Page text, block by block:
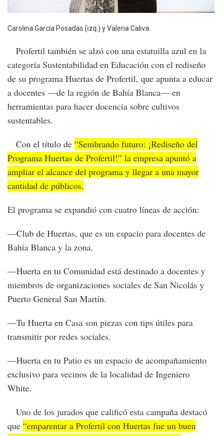
Carolina García Posadas (izq.) y Valeria Caliva.
Profertil también se alzó con una estatuilla azul en la
categoría Sustentabilidad en Educación con el rediseño
de su programa Huertas de Profertil, que apunta a educar
a docentes —de la región de Bahía Blanca— en
herramientas para hacer docencia sobre cultivos
sustentables.
Con el título de “Sembrando futuro: ¡Rediseño del
Programa Huertas de Profertil!” la empresa apuntó a
ampliar el alcance del programa y llegar a una mayor
cantidad de públicos.
El programa se expandió con cuatro líneas de acción:
—Club de Huertas, que es un espacio para docentes de
Bahía Blanca y la zona.
—Huerta en tu Comunidad está destinado a docentes y
miembros de organizaciones sociales de San Nicolás y
Puerto General San Martín.
—Tu Huerta en Casa son piezas con tips útiles para
transmitir por redes sociales.
—Huerta en tu Patio es un espacio de acompañamiento
exclusivo para vecinos de la localidad de Ingeniero
White.
Uno de los jurados que calificó esta campaña destacó
que “emparentar a Profertil con Huertas fue un buen